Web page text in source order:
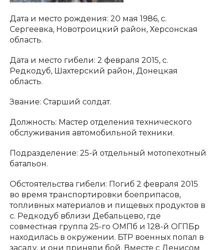
Дата и место рождения: 20 мая 1986, с.
Сергеевка, Новотроицкий район, Херсонская
область.
Дата и место гибели: 2 февраля 2015, с.
Редкодуб, Шахтерский район, Донецкая
область.
Звание: Старший солдат.
Должность: Мастер отделения технического
обслуживания автомобильной техники.
Подразделение: 25-й отдельный мотопехотный
батальон.
Обстоятельства гибели: Погиб 2 февраля 2015
во время транспортировки боеприпасов,
топливных материалов и пищевых продуктов в
с. Редкодуб вблизи Дебальцево, где
совместная группа 25-го ОМПб и 128-й ОГПБр
находилась в окружении. БТР военных попал в
засаду, и они приняли бой. Вместе с Денисом